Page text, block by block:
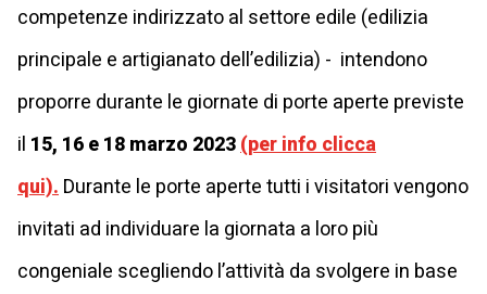
competenze indirizzato al settore edile (edilizia
principale e artigianato dell’edilizia) - intendono
proporre durante le giornate di porte aperte previste
il 15, 16 e 18 marzo 2023(per info clicca
qui).Durante le porte aperte tutti i visitatori vengono
invitati ad individuare la giornata a loro più
congeniale scegliendo l’attività da svolgere in base